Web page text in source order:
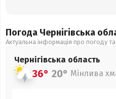
Погода Чернігівська
Актуальна інформація про погоду
Чернігівська область
36° 20° Мінлива